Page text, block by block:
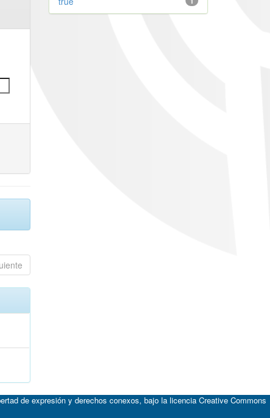
de expresión y derechos conexos, bajo la licencia Creative Commons